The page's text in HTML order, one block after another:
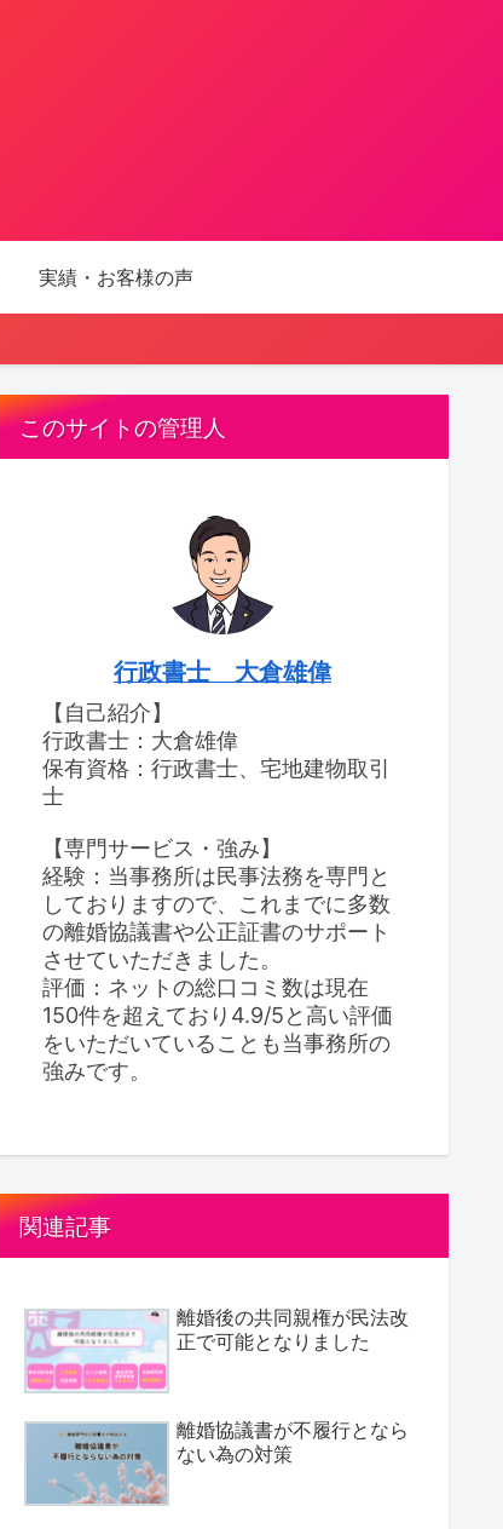
実績・お客様の声
このサイトの管理人
行政書士 大倉雄偉
【自己紹介】
行政書士：大倉雄偉
保有資格：行政書士、宅地建物取引
士
【専門サービス・強み】
経験：当事務所は民事法務を専門と
しておりますので、これまでに多数
の離婚協議書や公正証書のサポート
させていただきました。
評価：ネットの総口コミ数は現在
150件を超えており4.9/5と高い評価
をいただいていることも当事務所の
強みです。
関連記事
離婚後の共同親権が民法改
正で可能となりました
離婚協議書が不履行となら
ない為の対策